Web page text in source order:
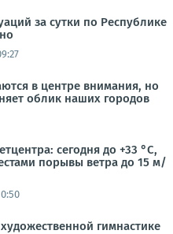
за сутки по Республике
в центре внимания, но
облик наших городов
сегодня до +33 °C,
порывы ветра до 15 м/
гимнастике